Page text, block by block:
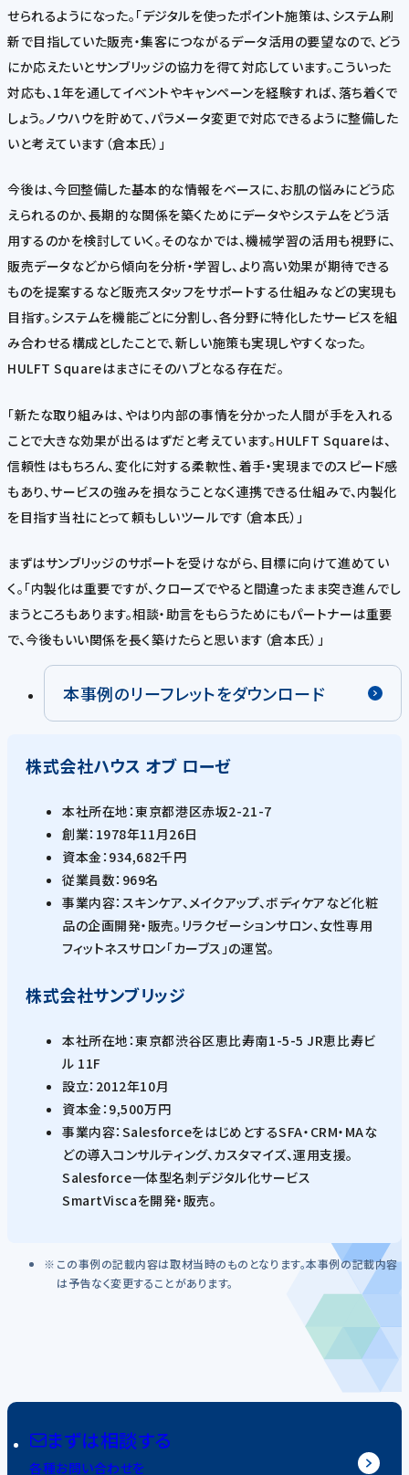
せられるようになった。「デジタルを使ったポイント施策は、システム刷
新で目指していた販売・集客につながるデータ活用の要望なので、どう
にか応えたいとサンブリッジの協力を得て対応しています。こういった
対応も、1年を通してイベントやキャンペーンを経験すれば、落ち着くで
しょう。ノウハウを貯めて、パラメータ変更で対応できるように整備した
いと考えています（倉本氏）」
今後は、今回整備した基本的な情報をベースに、お肌の悩みにどう応
えられるのか、長期的な関係を築くためにデータやシステムをどう活
用するのかを検討していく。そのなかでは、機械学習の活用も視野に、
販売データなどから傾向を分析・学習し、より高い効果が期待できる
ものを提案するなど販売スタッフをサポートする仕組みなどの実現も
目指す。システムを機能ごとに分割し、各分野に特化したサービスを組
み合わせる構成としたことで、新しい施策も実現しやすくなった。
HULFT Squareはまさにそのハブとなる存在だ。
「新たな取り組みは、やはり内部の事情を分かった人間が手を入れる
ことで大きな効果が出るはずだと考えています。HULFT Squareは、
信頼性はもちろん、変化に対する柔軟性、着手・実現までのスピード感
もあり、サービスの強みを損なうことなく連携できる仕組みで、内製化
を目指す当社にとって頼もしいツールです（倉本氏）」
まずはサンブリッジのサポートを受けながら、目標に向けて進めてい
く。「内製化は重要ですが、クローズでやると間違ったまま突き進んでし
まうところもあります。相談・助言をもらうためにもパートナーは重要
で、今後もいい関係を長く築けたらと思います（倉本氏）」
本事例のリーフレットをダウンロード
株式会社ハウス オブ ローゼ
本社所在地：東京都港区赤坂2-21-7
創業：1978年11月26日
資本金：934,682千円
従業員数：969名
事業内容：スキンケア、メイクアップ、ボディケアなど化粧
品の企画開発・販売。リラクゼーションサロン、女性専用
フィットネスサロン「カーブス」の運営。
株式会社サンブリッジ
本社所在地：東京都渋谷区恵比寿南1-5-5 JR恵比寿ビ
ル 11F
設立：2012年10月
資本金：9,500万円
事業内容：SalesforceをはじめとするSFA・CRM・MAな
どの導入コンサルティング、カスタマイズ、運用支援。
Salesforce一体型名刺デジタル化サービス
SmartViscaを開発・販売。
この事例の記載内容は取材当時のものとなります。本事例の記載内容
は予告なく変更することがあります。
まずは相談する
各種お問い合わせを